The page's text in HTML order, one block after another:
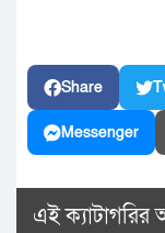
Share
Messenger
এই